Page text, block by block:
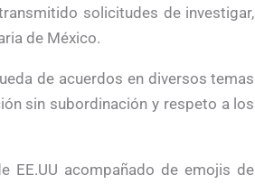
solicitudes de investigar,
de México.
de acuerdos en diversos temas
sin subordinación y respeto a los
EE.UU acompañado de emojis de